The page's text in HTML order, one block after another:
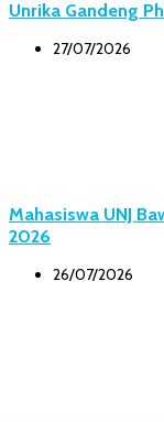
Unrika Gandeng
27/07/2026
Mahasiswa UNJ
2026
26/07/2026